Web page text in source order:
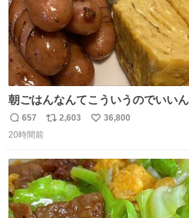
朝ごはんなんてこういうのでいい
返
信
657
リ
ト
数
2,603
い
数
36,800
20時間前